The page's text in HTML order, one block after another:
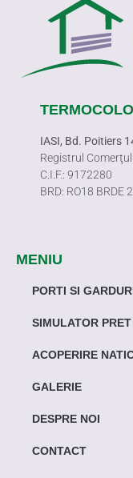
IASI, Bd. Poitiers
Registrul
C.I.F.: 9172280
BRD: RO18 BRDE
MENIU
PORTI SI
SIMULATOR PRET
ACOPERIRE
GALERIE
DESPRE NOI
CONTACT